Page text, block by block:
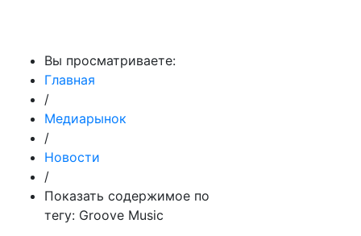
Вы просматриваете:
Главная
/
Медиарынок
/
Новости
/
Показать содержимое по
тегу: Groove Music